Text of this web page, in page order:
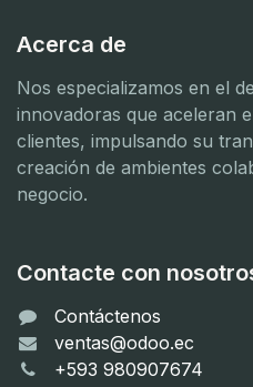
Acerca de
Nos especializamos en el
innovadoras que aceleran
clientes, impulsando su
creación de ambientes
negocio.
Contacte con
Contáctenos
ventas@odoo.ec
+593 980907674